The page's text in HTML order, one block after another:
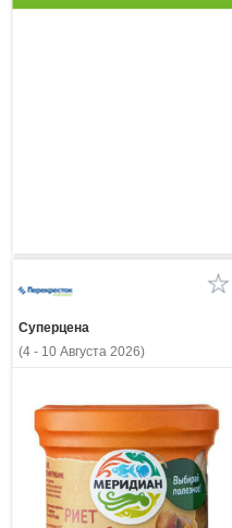
Суперцена
(4 - 10 Августа 2026)